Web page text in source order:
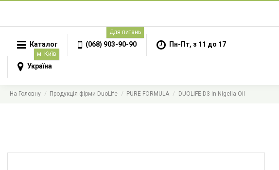
Каталог (068) 903-90-90
Для питань
Пн-Пт, з 11 до 17
Україна
м. Київ
На Головну Продукція фірми DuoLife PURE FORMULA DUOLIFE D3 in Nigella Oil